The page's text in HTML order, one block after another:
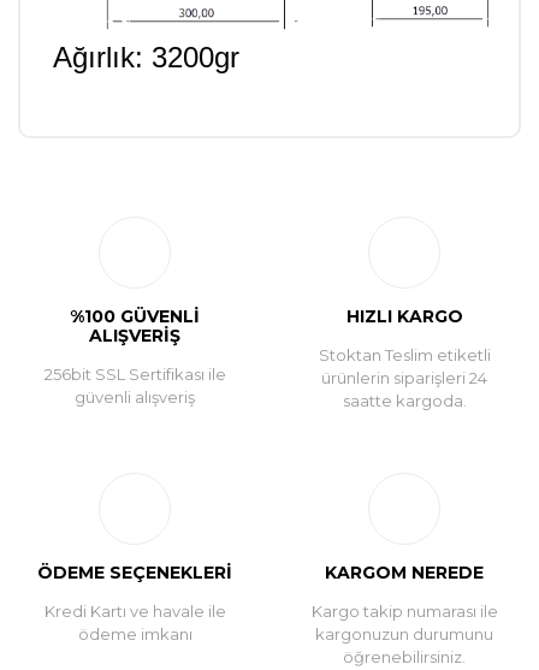
Ağırlık: 3200gr
%100 GÜVENLİ
ALIŞVERİŞ
256bit SSL Sertifikası ile
güvenli alışveriş
HIZLI KARGO
Stoktan Teslim etiketli
ürünlerin siparişleri 24
saatte kargoda.
ÖDEME SEÇENEKLERİ
Kredi Kartı ve havale ile
ödeme imkanı
KARGOM NEREDE
Kargo takip numarası ile
kargonuzun durumunu
öğrenebilirsiniz.